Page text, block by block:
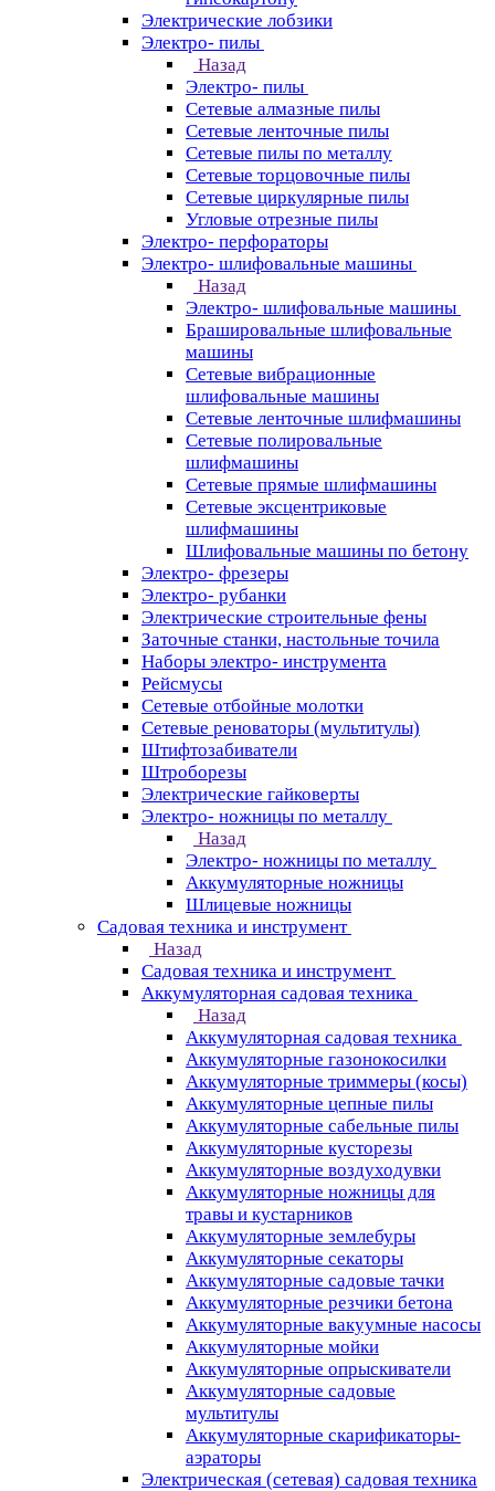
Электрические лобзики
Электро- пилы
Назад
Электро- пилы
Сетевые алмазные пилы
Сетевые ленточные пилы
Сетевые пилы по металлу
Сетевые торцовочные пилы
Сетевые циркулярные пилы
Угловые отрезные пилы
Электро- перфораторы
Электро- шлифовальные машины
Назад
Электро- шлифовальные машины
Брашировальные шлифовальные
машины
Сетевые вибрационные
шлифовальные машины
Сетевые ленточные шлифмашины
Сетевые полировальные
шлифмашины
Сетевые прямые шлифмашины
Сетевые эксцентриковые
шлифмашины
Шлифовальные машины по бетону
Электро- фрезеры
Электро- рубанки
Электрические строительные фены
Заточные станки, настольные точила
Наборы электро- инструмента
Рейсмусы
Сетевые отбойные молотки
Сетевые реноваторы (мультитулы)
Штифтозабиватели
Штроборезы
Электрические гайковерты
Электро- ножницы по металлу
Назад
Электро- ножницы по металлу
Аккумуляторные ножницы
Шлицевые ножницы
Cадовая техника и инструмент
Назад
Cадовая техника и инструмент
Аккумуляторная садовая техника
Назад
Аккумуляторная садовая техника
Аккумуляторные газонокосилки
Аккумуляторные триммеры (косы)
Аккумуляторные цепные пилы
Аккумуляторные сабельные пилы
Аккумуляторные кусторезы
Аккумуляторные воздуходувки
Аккумуляторные ножницы для
травы и кустарников
Аккумуляторные землебуры
Аккумуляторные секаторы
Аккумуляторные садовые тачки
Аккумуляторные резчики бетона
Аккумуляторные вакуумные насосы
Аккумуляторные мойки
Аккумуляторные опрыскиватели
Аккумуляторные садовые
мультитулы
Аккумуляторные скарификаторы-
аэраторы
Электрическая (сетевая) садовая техника